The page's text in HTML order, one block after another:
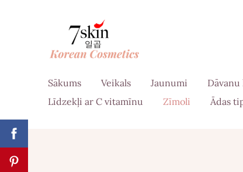
Sākums Veikals Jaunumi
Līdzekļi ar C vitamīnu
Zīmoli Ādas